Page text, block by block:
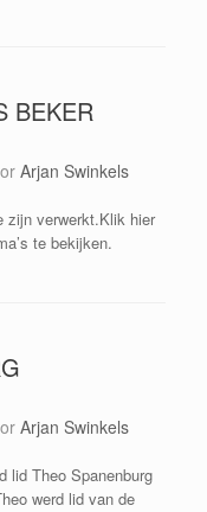
BEKER
Arjan Swinkels
zijn verwerkt.Klik hier
te bekijken.
Arjan Swinkels
lid Theo Spanenburg
werd lid van de